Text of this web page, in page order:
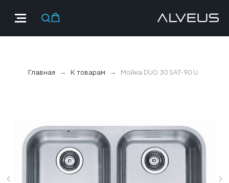
Главная К товарам Мойка DUO 30 SAT-90 U